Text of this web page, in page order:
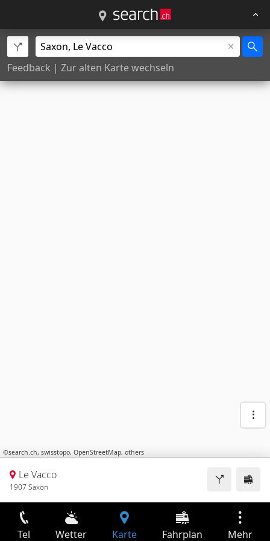
Feedback | Zur alten Karte wechseln
©search.ch, swisstopo, OpenStreetMap, others
Le Vacco
1907 Saxon
Tel Wetter Karte Fahrplan Mehr